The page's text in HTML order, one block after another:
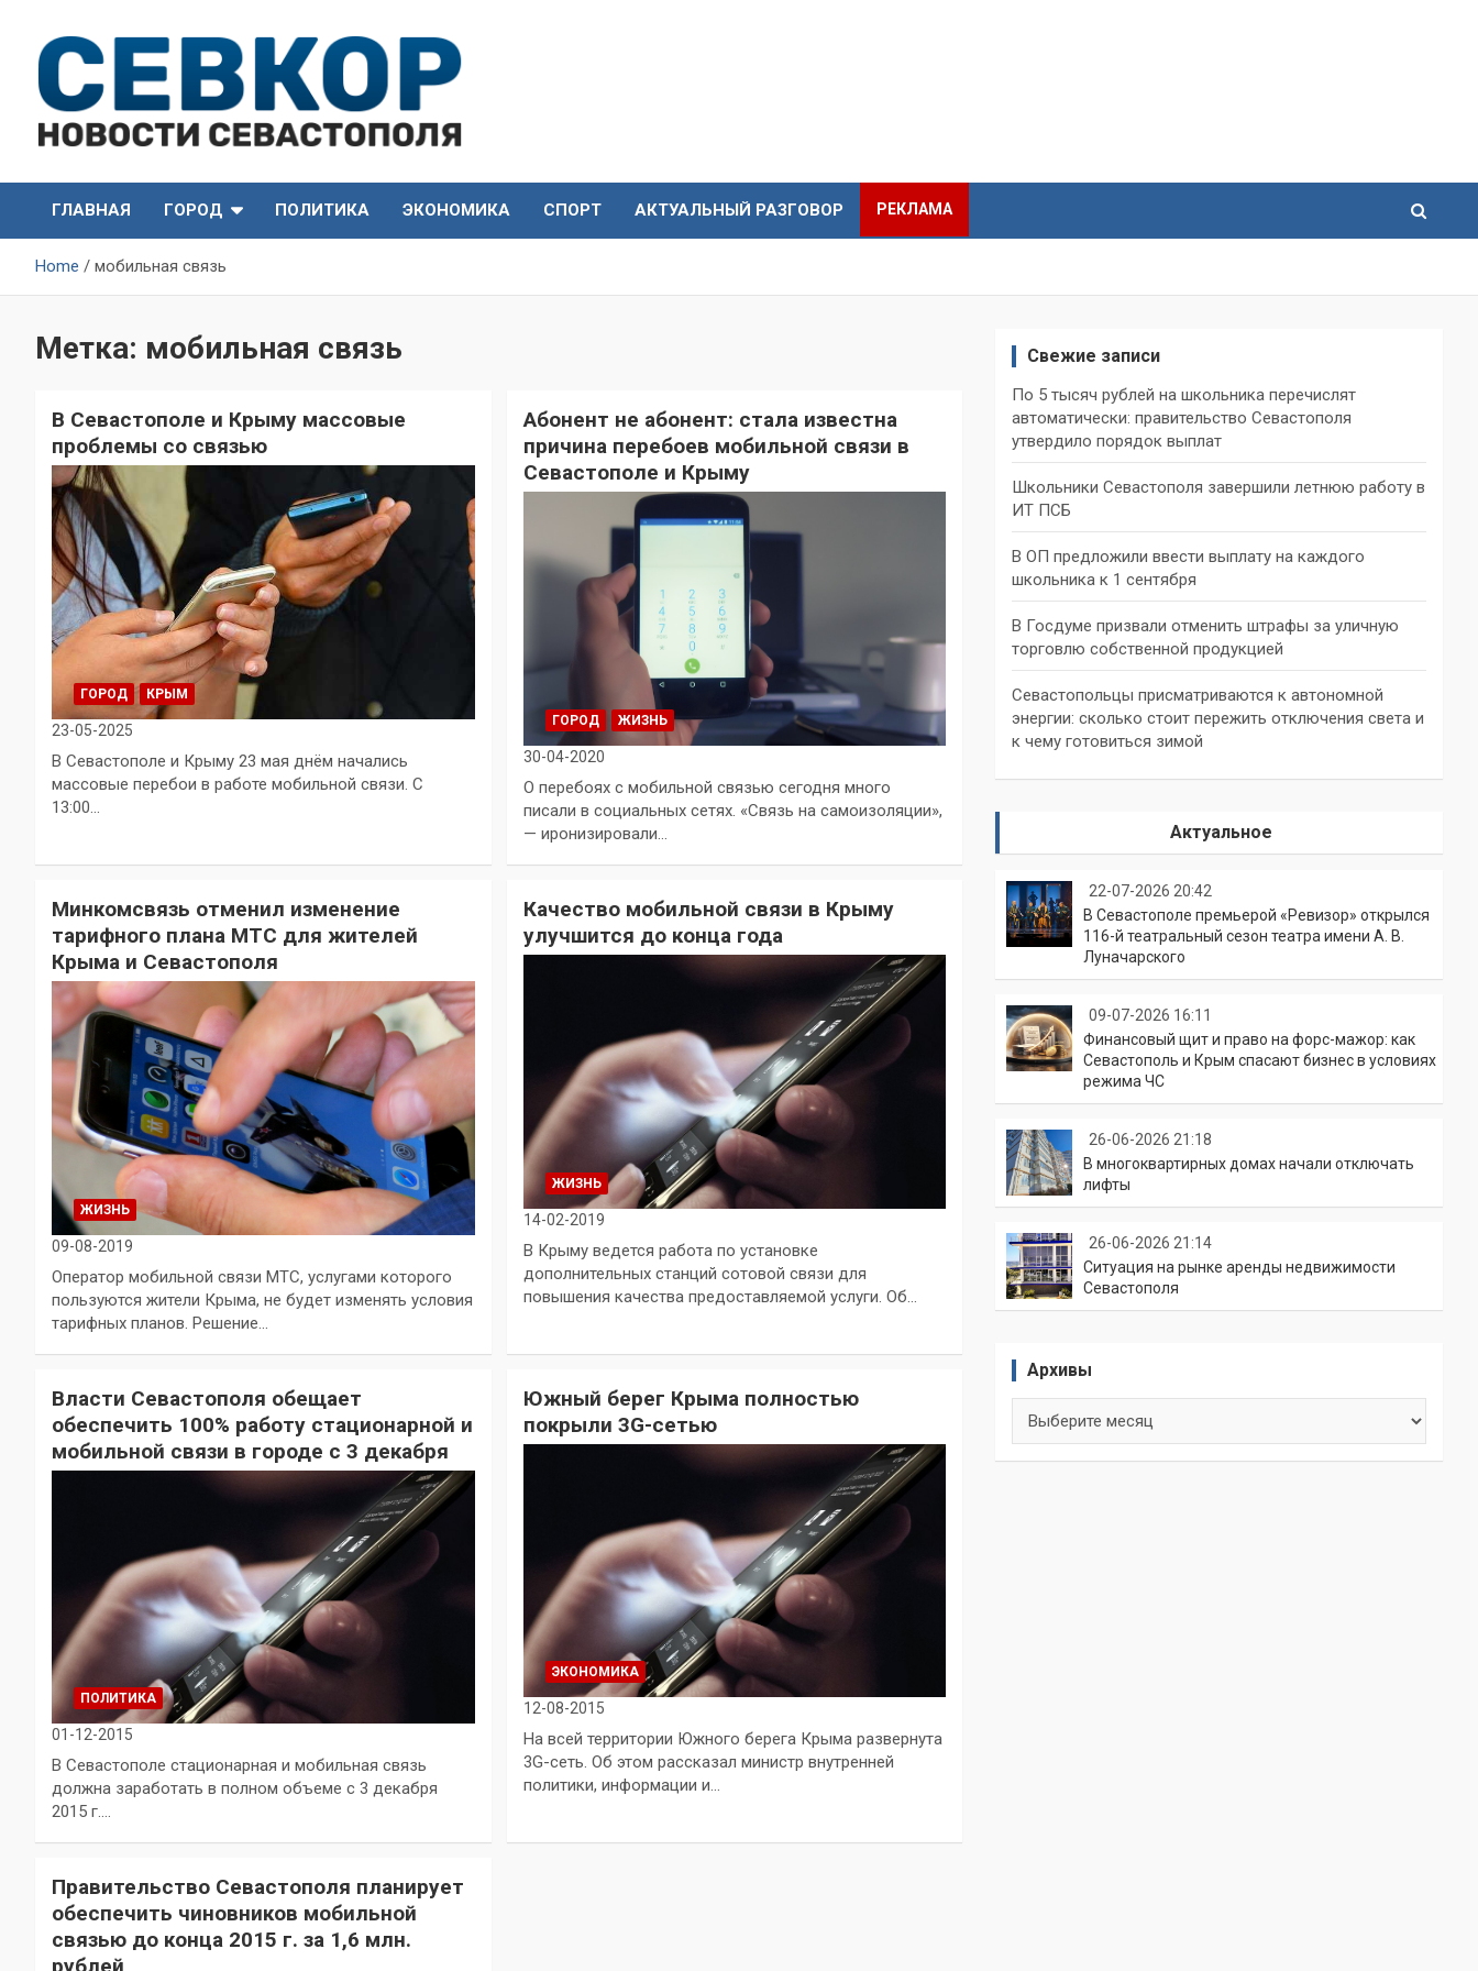
content
СевКор — Новости
Севастополя
Севастополя
ГЛАВНАЯ
ГОРОД ПОЛИТИКА ЭКОНОМИКА СПОРТ АКТУАЛЬНЫЙ РАЗГОВОР РЕКЛАМА
Home мобильная связь
Метка: мобильная связь
В Севастополе и Крыму массовые
проблемы со связью
ГОРОД КРЫМ
23-05-2025
В Севастополе и Крыму 23 мая днём начались
массовые перебои в работе мобильной связи. С
13:00…
Абонент не абонент: стала известна
причина перебоев мобильной связи в
Севастополе и Крыму
ГОРОД ЖИЗНЬ
30-04-2020
О перебоях с мобильной связью сегодня много
писали в социальных сетях. «Связь на самоизоляции»,
— иронизировали…
Минкомсвязь отменил изменение
тарифного плана МТС для жителей
Крыма и Севастополя
ЖИЗНЬ
09-08-2019
Оператор мобильной связи МТС, услугами которого
пользуются жители Крыма, не будет изменять условия
тарифных планов. Решение…
Качество мобильной связи в Крыму
улучшится до конца года
ЖИЗНЬ
14-02-2019
В Крыму ведется работа по установке
дополнительных станций сотовой связи для
повышения качества предоставляемой услуги. Об…
Власти Севастополя обещает
обеспечить 100% работу стационарной и
мобильной связи в городе с 3 декабря
ПОЛИТИКА
01-12-2015
В Севастополе стационарная и мобильная связь
должна заработать в полном объеме с 3 декабря
2015 г.…
Южный берег Крыма полностью
покрыли 3G-сетью
ЭКОНОМИКА
12-08-2015
На всей территории Южного берега Крыма развернута
3G-сеть. Об этом рассказал министр внутренней
политики, информации и…
Правительство Севастополя планирует
обеспечить чиновников мобильной
связью до конца 2015 г. за 1,6 млн.
Свежие записи
По 5 тысяч рублей на школьника перечислят
автоматически: правительство Севастополя
утвердило порядок выплат
Школьники Севастополя завершили летнюю работу в
ИТ ПСБ
В ОП предложили ввести выплату на каждого
школьника к 1 сентября
В Госдуме призвали отменить штрафы за уличную
торговлю собственной продукцией
Севастопольцы присматриваются к автономной
энергии: сколько стоит пережить отключения света и
к чему готовиться зимой
Актуальное
22-07-2026 20:42
В Севастополе премьерой «Ревизор» открылся
116-й театральный сезон театра имени А. В.
Луначарского
09-07-2026 16:11
Финансовый щит и право на форс-мажор: как
Севастополь и Крым спасают бизнес в условиях
режима ЧС
26-06-2026 21:18
В многоквартирных домах начали отключать
лифты
26-06-2026 21:14
Ситуация на рынке аренды недвижимости
Севастополя
Архивы